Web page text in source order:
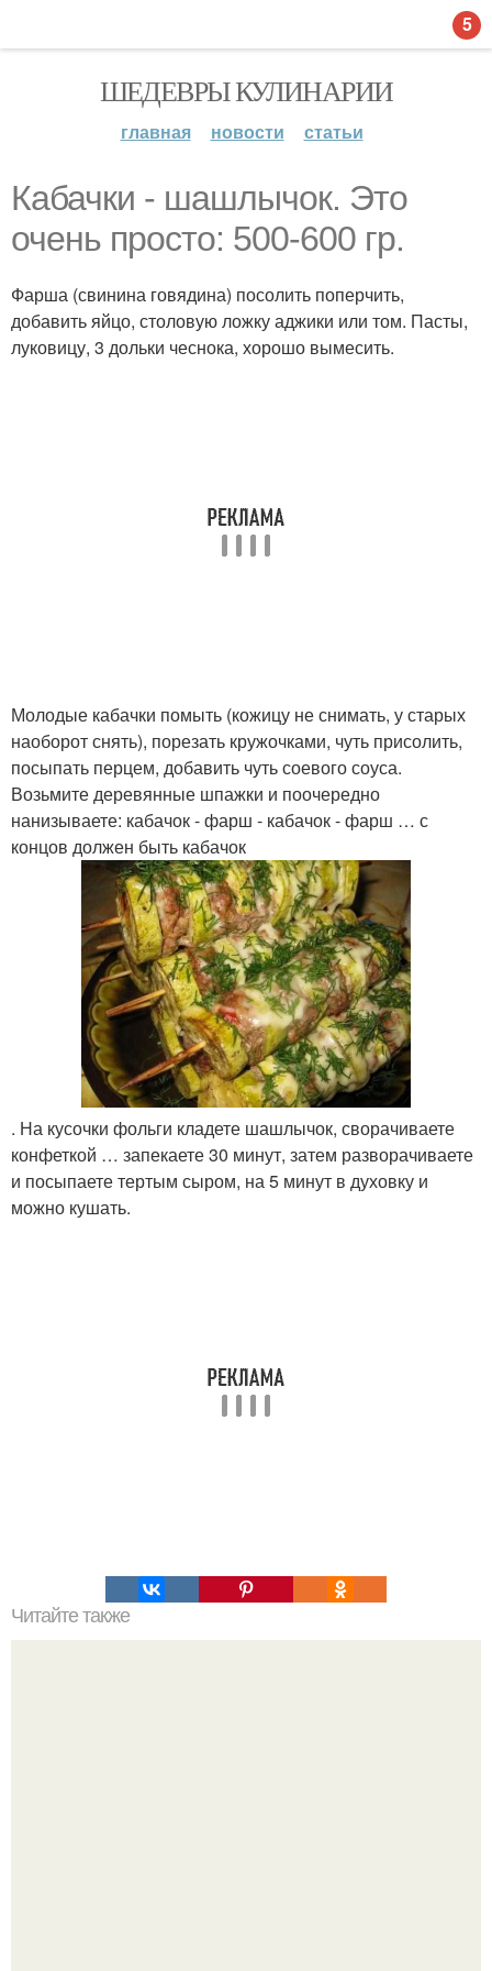
ШЕДЕВРЫ КУЛИНАРИИ
главная новости статьи
Кабачки - шашлычок. Это
очень просто: 500-600 гр.
Фарша (свинина говядина) посолить поперчить,
добавить яйцо, столовую ложку аджики или том. Пасты,
луковицу, 3 дольки чеснока, хорошо вымесить.
Молодые кабачки помыть (кожицу не снимать, у старых
наоборот снять), порезать кружочками, чуть присолить,
посыпать перцем, добавить чуть соевого соуса.
Возьмите деревянные шпажки и поочередно
нанизываете: кабачок - фарш - кабачок - фарш … с
концов должен быть кабачок
. На кусочки фольги кладете шашлычок, сворачиваете
конфеткой … запекаете 30 минут, затем разворачиваете
и посыпаете тертым сыром, на 5 минут в духовку и
можно кушать.
Читайте также
5